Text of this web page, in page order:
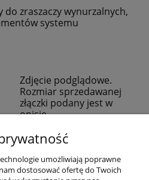
zraszaczy wynurzalnych,
systemu
Zdjęcie podglądowe.
Rozmiar sprzedawanej
złączki podany jest w
opisie
umożliwiają poprawne
dostosować ofertę do Twoich